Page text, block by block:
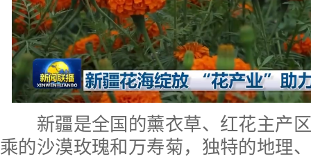
新疆是全国的薰衣草、红花主产区
乘的沙漠玫瑰和万寿菊，独特的地理